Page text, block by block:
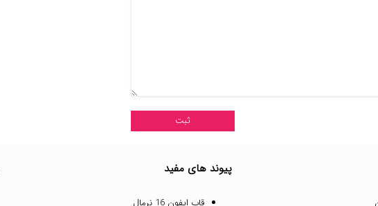
پیوند های مفید
قاب ایفون 16 نرمال